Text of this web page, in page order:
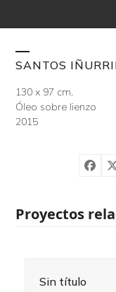
to
SANTOS
Open
mobile
menu
Close
mobile
menu
130 x 97 cm.
Óleo sobre lienzo
2015
Proyectos
Sin título